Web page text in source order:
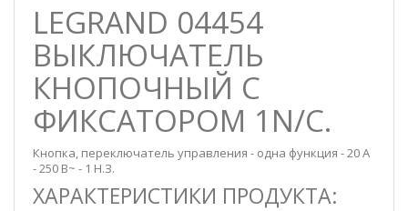
LEGRAND 04454
ВЫКЛЮЧАТЕЛЬ
КНОПОЧНЫЙ С
ФИКСАТОРОМ 1N/C.
Кнопка, переключатель управления - одна функция - 20 А
- 250 В~ - 1 Н.З.
ХАРАКТЕРИСТИКИ ПРОДУКТА: